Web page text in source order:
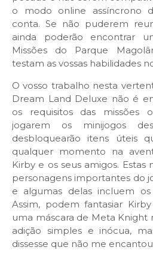
o modo online assíncrono
conta. Se não puderem
ainda poderão encontrar
Missões do Parque
testam as vossas habilidades
O vosso trabalho nesta
Dream Land Deluxe não é
os requisitos das missões
jogarem os minijogos
desbloquearão itens úteis
qualquer momento na
Kirby e os seus amigos. Estas
personagens importantes do
e algumas delas incluem os
Assim, podem fantasiar
uma máscara de Meta Knight
adição simples e inócua,
dissesse que não me